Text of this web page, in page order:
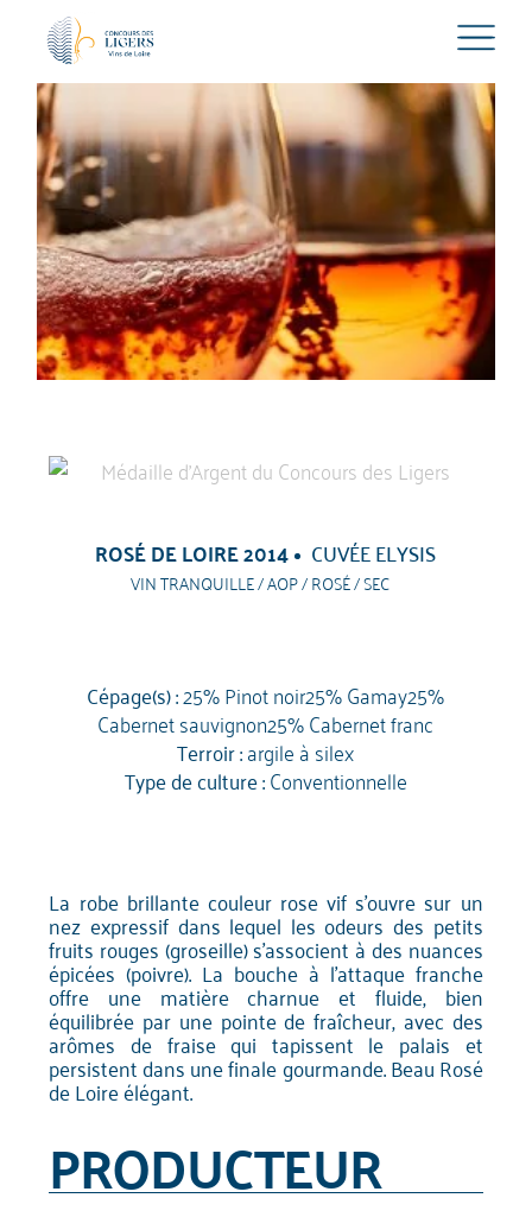
ROSÉ DE LOIRE 2014 CUVÉE ELYSIS
VIN TRANQUILLE / AOP / ROSÉ / SEC
Cépage(s) :25% Pinot noir25% Gamay25%
Cabernet sauvignon25% Cabernet franc
Terroir :argile à silex
Type de culture :Conventionnelle
La robe brillante couleur rose vif s'ouvre sur un
nez expressif dans lequel les odeurs des petits
fruits rouges (groseille) s'associent à des nuances
épicées (poivre). La bouche à l'attaque franche
offre une matière charnue et fluide, bien
équilibrée par une pointe de fraîcheur, avec des
arômes de fraise qui tapissent le palais et
persistent dans une finale gourmande. Beau Rosé
de Loire élégant.
PRODUCTEUR